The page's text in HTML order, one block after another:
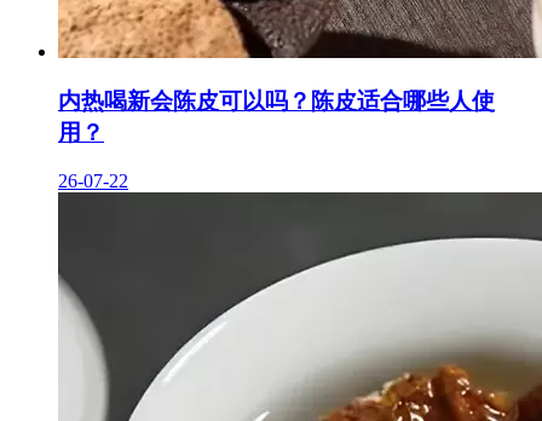
内热喝新会陈皮可以吗？陈皮适合哪些人使
用？
26-07-22